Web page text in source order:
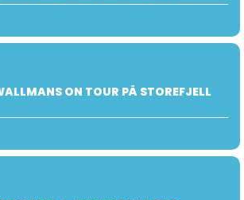
ON TOUR PÅ STOREFJELL